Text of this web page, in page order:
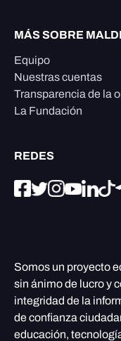
MÁS SOBRE
Equipo
Nuestras cuentas
Transparencia de la
La Fundación
REDES
Somos un proyecto
sin ánimo de lucro y
integridad de la
de confianza
educación,